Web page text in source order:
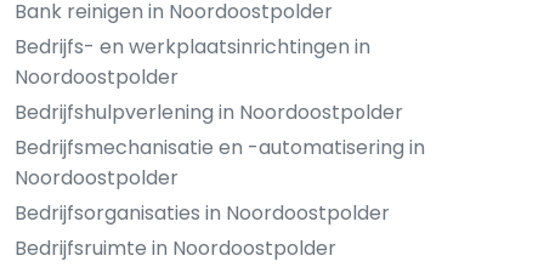
Bank reinigen in Noordoostpolder
Bedrijfs- en werkplaatsinrichtingen in
Noordoostpolder
Bedrijfshulpverlening in Noordoostpolder
Bedrijfsmechanisatie en -automatisering in
Noordoostpolder
Bedrijfsorganisaties in Noordoostpolder
Bedrijfsruimte in Noordoostpolder